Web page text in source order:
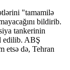
"tamamilə
bildirib.
tankerinin
edilib. ABŞ
etsə də, Tehran